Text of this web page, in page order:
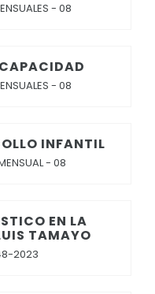
- 08
- 08
INFANTIL
- 08
EN LA
TAMAYO
2023